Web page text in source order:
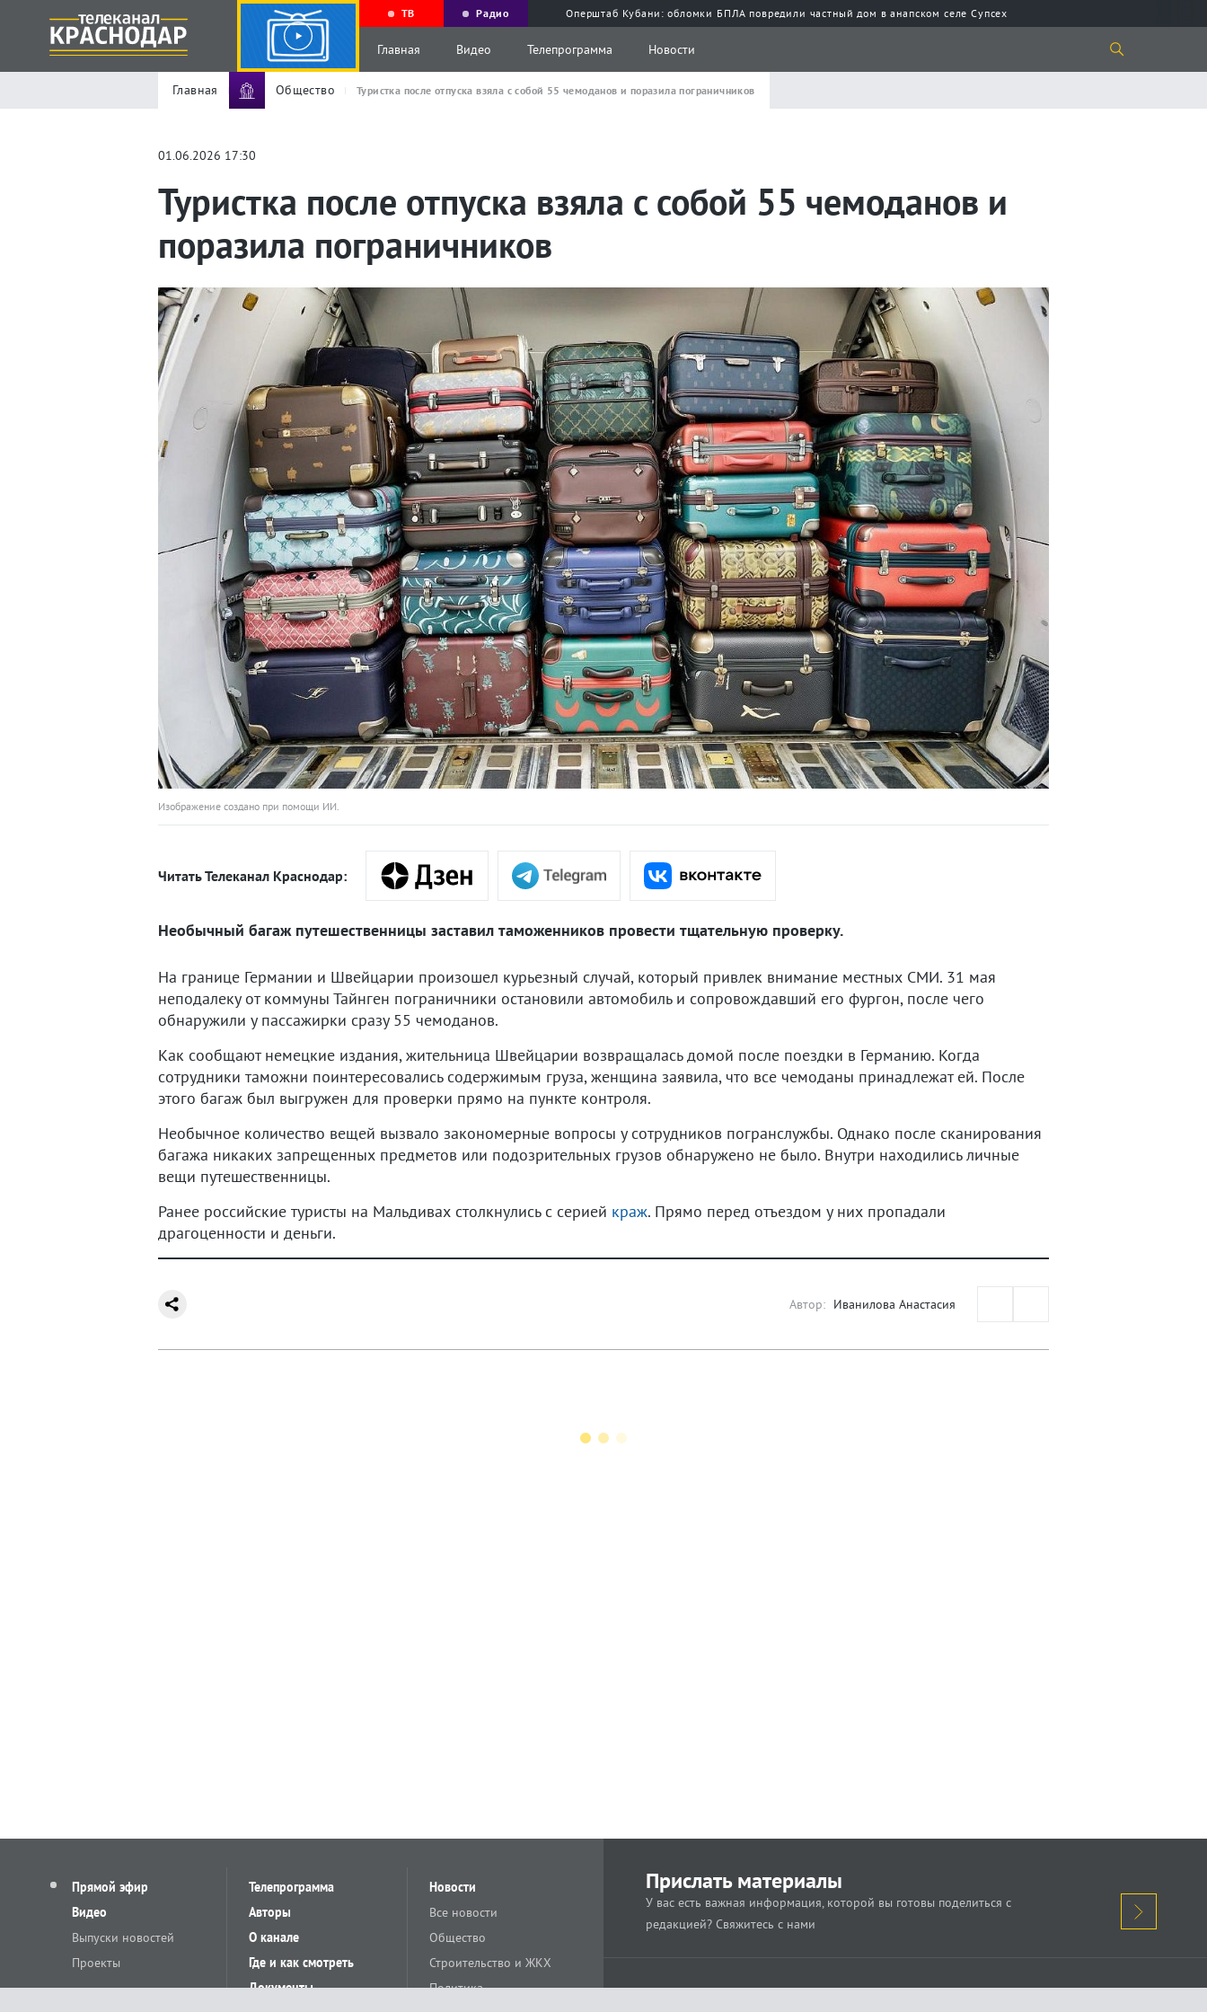
ТВ Радио Оперштаб Кубани: обломки БПЛА повредили частный дом в анапском селе Супсех
Главная Видео Телепрограмма Новости
Главная Общество Туристка после отпуска взяла с собой 55 чемоданов и поразила пограничников
01.06.2026 17:30
Туристка после отпуска взяла с собой 55 чемоданов и
поразила пограничников
Изображение создано при помощи ИИ.
Читать Телеканал Краснодар:
Необычный багаж путешественницы заставил таможенников провести тщательную проверку.
На границе Германии и Швейцарии произошел курьезный случай, который привлек внимание местных СМИ. 31 мая
неподалеку от коммуны Тайнген пограничники остановили автомобиль и сопровождавший его фургон, после чего
обнаружили у пассажирки сразу 55 чемоданов.
Как сообщают немецкие издания, жительница Швейцарии возвращалась домой после поездки в Германию. Когда
сотрудники таможни поинтересовались содержимым груза, женщина заявила, что все чемоданы принадлежат ей. После
этого багаж был выгружен для проверки прямо на пункте контроля.
Необычное количество вещей вызвало закономерные вопросы у сотрудников погранслужбы. Однако после сканирования
багажа никаких запрещенных предметов или подозрительных грузов обнаружено не было. Внутри находились личные
вещи путешественницы.
Ранее российские туристы на Мальдивах столкнулись с серией краж. Прямо перед отъездом у них пропадали
драгоценности и деньги.
Автор: Иванилова Анастасия
Прямой эфир
Видео
Выпуски новостей
Проекты
Телепрограмма
Авторы
О канале
Где и как смотреть
Документы
Новости
Все новости
Общество
Строительство и ЖКХ
Политика
Прислать материалы
У вас есть важная информация, которой вы готовы поделиться с
редакцией? Свяжитесь с нами